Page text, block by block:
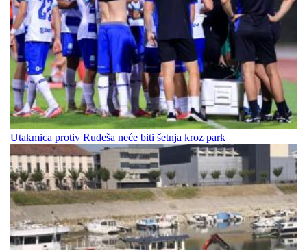
Utakmica protiv Rudeša neće biti šetnja kroz park